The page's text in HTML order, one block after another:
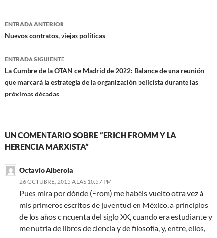
Navegación
de
entradas
ENTRADA ANTERIOR
Nuevos contratos, viejas políticas
ENTRADA SIGUIENTE
La Cumbre de la OTAN de Madrid de 2022: Balance de una reunión
que marcará la estrategia de la organización belicista durante las
próximas décadas
UN COMENTARIO SOBRE “ERICH FROMM Y LA
HERENCIA MARXISTA”
Octavio Alberola
26 OCTUBRE, 2015 A LAS 10:57 PM
Pues mira por dónde (From) me habéis vuelto otra vez à
mis primeros escritos de juventud en México, a principios
de los años cincuenta del siglo XX, cuando era estudiante y
me nutría de libros de ciencia y de filosofía, y, entre, ellos,